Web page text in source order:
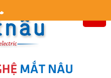
MẮT NÂU